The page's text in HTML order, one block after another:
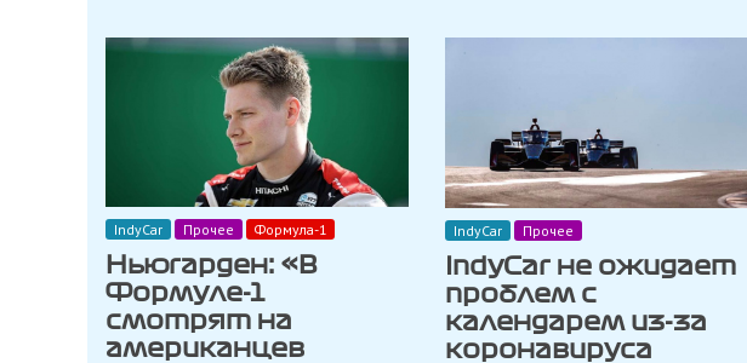
IndyCar Прочее Формула-1
Ньюгарден: «В
Формуле-1
смотрят на
американцев
IndyCar Прочее
IndyCar не ожидает
проблем с
календарем из-за
коронавируса